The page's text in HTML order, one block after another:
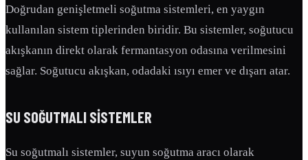
Doğrudan genişletmeli soğutma sistemleri, en yaygın
kullanılan sistem tiplerinden biridir. Bu sistemler, soğutucu
akışkanın direkt olarak fermantasyon odasına verilmesini
sağlar. Soğutucu akışkan, odadaki ısıyı emer ve dışarı atar.
SU SOĞUTMALI SISTEMLER
Su soğutmalı sistemler, suyun soğutma aracı olarak